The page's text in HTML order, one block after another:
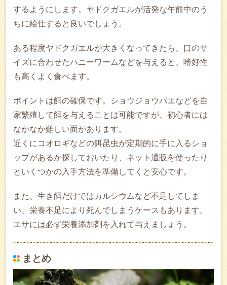
するようにします。ヤドクガエルが活発な午前中のう
ちに給仕すると良いでしょう。
ある程度ヤドクガエルが大きくなってきたら、口のサ
イズに合わせたハニーワームなどを与えると、嗜好性
も高くよく食べます。
ポイントは餌の確保です。ショウジョウバエなどを自
家繁殖して餌を与えることは可能ですが、初心者には
なかなか難しい面があります。
近くにコオロギなどの餌昆虫が定期的に手に入るショ
ップがあるか探しておいたり、ネット通販を使ったり
といくつかの入手方法を準備してくと安心です。
また、生き餌だけではカルシウムなど不足してしま
い、栄養不足により死んでしまうケースもあります。
エサには必ず栄養添加剤を入れて与えましょう。
まとめ